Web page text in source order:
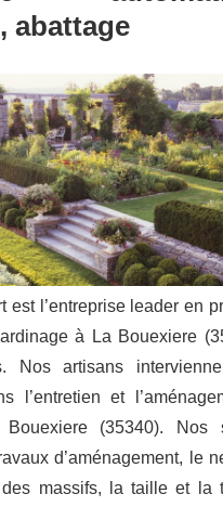
abattage
est l’entreprise leader en
à La Bouexiere
Nos artisans
l’entretien et
(35340). Nos
d’aménagement, le
des massifs, la taille et la